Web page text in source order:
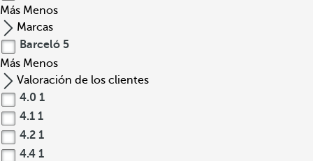
Más Menos
Marcas
Barceló 5
Más Menos
Valoración de los clientes
4.0 1
4.1 1
4.2 1
4.4 1